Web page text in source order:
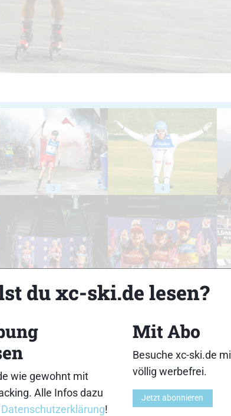
3 4
du xc-ski.de lesen?
wie gewohnt mit
Alle Infos dazu
Datenschutzerklärung!
Mit Abo
Besuche xc-ski.de
völlig werbefrei.
Jetzt abonnieren